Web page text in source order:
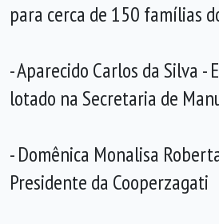
para cerca de 150 famílias
- Aparecido Carlos da Silva -
lotado na Secretaria de
- Domênica Monalisa
Presidente da Cooperzagati